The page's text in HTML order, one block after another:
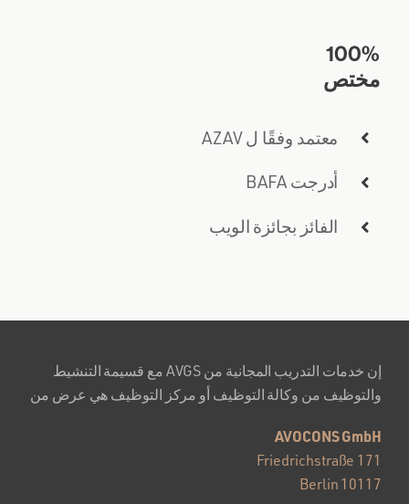
100%
مختص
معتمد وفقًا ل AZAV
أدرجت BAFA
الفائز بجائزة الويب
إن خدمات التدريب المجانية من AVGS مع قسيمة التنشيط
والتوظيف من وكالة التوظيف أو مركز التوظيف هي عرض من
AVOCONS GmbH
Friedrichstraße 171
10117 Berlin